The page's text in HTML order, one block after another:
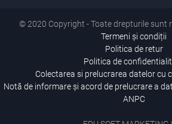
© 2020 Copyright - Toate drepturile sunt
Termeni și condiții
Politica de retur
Politica de
Colectarea si prelucrarea datelor cu
Notă de informare și acord de prelucrare a
ANPC